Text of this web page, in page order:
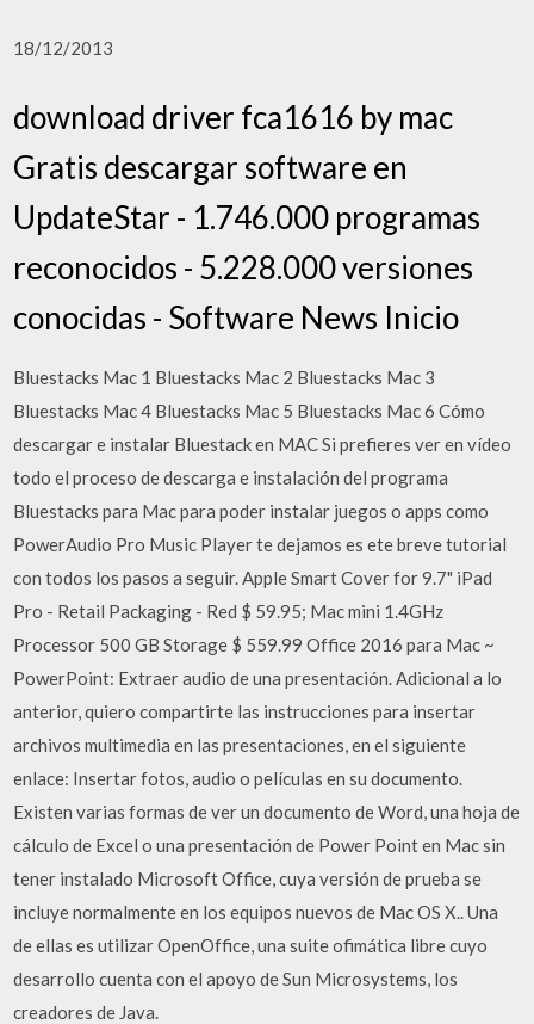
18/12/2013
download driver fca1616 by mac
Gratis descargar software en
UpdateStar - 1.746.000 programas
reconocidos - 5.228.000 versiones
conocidas - Software News Inicio
Bluestacks Mac 1 Bluestacks Mac 2 Bluestacks Mac 3
Bluestacks Mac 4 Bluestacks Mac 5 Bluestacks Mac 6 Cómo
descargar e instalar Bluestack en MAC Si prefieres ver en vídeo
todo el proceso de descarga e instalación del programa
Bluestacks para Mac para poder instalar juegos o apps como
PowerAudio Pro Music Player te dejamos es ete breve tutorial
con todos los pasos a seguir. Apple Smart Cover for 9.7" iPad
Pro - Retail Packaging - Red $ 59.95; Mac mini 1.4GHz
Processor 500 GB Storage $ 559.99 Office 2016 para Mac ~
PowerPoint: Extraer audio de una presentación. Adicional a lo
anterior, quiero compartirte las instrucciones para insertar
archivos multimedia en las presentaciones, en el siguiente
enlace: Insertar fotos, audio o películas en su documento.
Existen varias formas de ver un documento de Word, una hoja de
cálculo de Excel o una presentación de Power Point en Mac sin
tener instalado Microsoft Office, cuya versión de prueba se
incluye normalmente en los equipos nuevos de Mac OS X.. Una
de ellas es utilizar OpenOffice, una suite ofimática libre cuyo
desarrollo cuenta con el apoyo de Sun Microsystems, los
creadores de Java.